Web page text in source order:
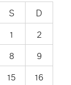
S
D
1
2
8
9
15
16